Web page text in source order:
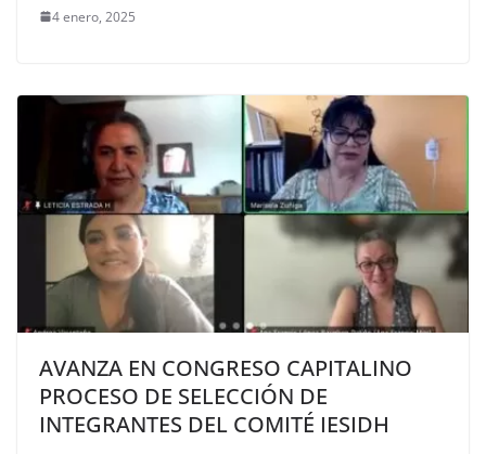
4 enero, 2025
AVANZA EN CONGRESO CAPITALINO
PROCESO DE SELECCIÓN DE
INTEGRANTES DEL COMITÉ IESIDH